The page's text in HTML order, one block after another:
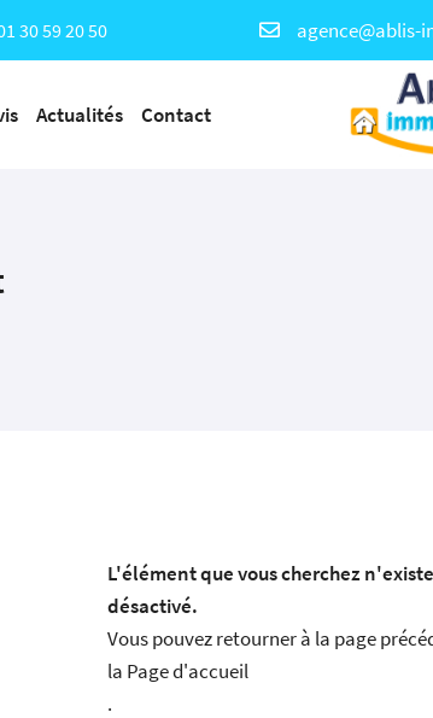
30 59 20 50
Actualités Contact
L'élément que vous cherchez
désactivé.
Vous pouvezretourner à la page
la Page d'accueil
.